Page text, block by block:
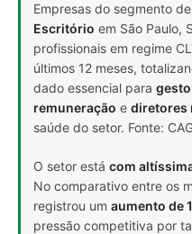
Empresas do segmento de
Escritório em São Paulo,
profissionais em regime
últimos 12 meses,
dado essencial para
remuneração e diretores
saúde do setor. Fonte:
O setor está com
No comparativo entre os
registrou um aumento de
pressão competitiva por